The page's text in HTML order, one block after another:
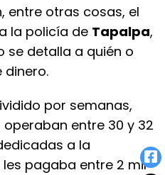
entre otras cosas, el
la policía de Tapalpa,
se detalla a quién o
dinero.
por semanas,
operaban entre 30 y 32
a la
pagaba entre 2 mil